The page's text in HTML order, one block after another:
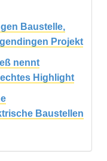
Baustelle,
Projekt
nennt
Highlight
Baustellen